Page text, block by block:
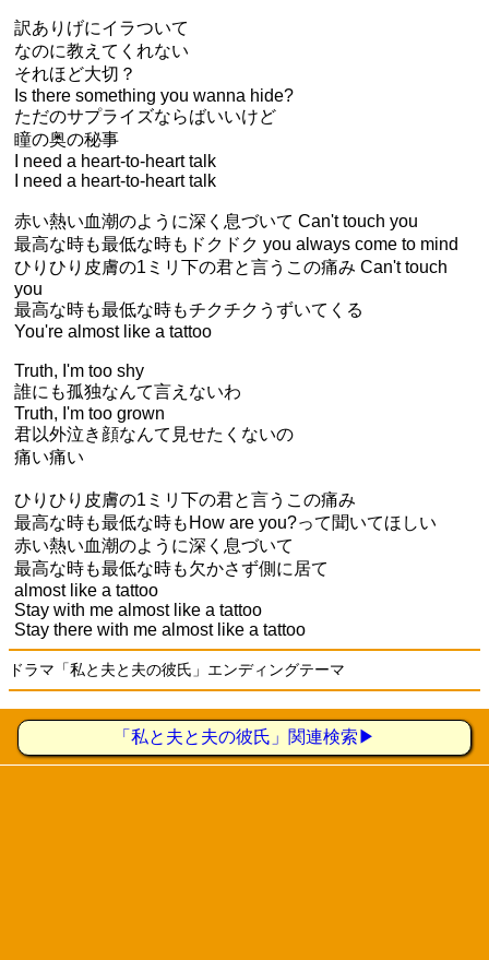
訳ありげにイラついて
なのに教えてくれない
それほど大切？
Is there something you wanna hide?
ただのサプライズならばいいけど
瞳の奥の秘事
I need a heart-to-heart talk
I need a heart-to-heart talk
赤い熱い血潮のように深く息づいて Can't touch you
最高な時も最低な時もドクドク you always come to mind
ひりひり皮膚の1ミリ下の君と言うこの痛み Can't touch
you
最高な時も最低な時もチクチクうずいてくる
You're almost like a tattoo
Truth, I'm too shy
誰にも孤独なんて言えないわ
Truth, I'm too grown
君以外泣き顔なんて見せたくないの
痛い痛い
ひりひり皮膚の1ミリ下の君と言うこの痛み
最高な時も最低な時もHow are you?って聞いてほしい
赤い熱い血潮のように深く息づいて
最高な時も最低な時も欠かさず側に居て
almost like a tattoo
Stay with me almost like a tattoo
Stay there with me almost like a tattoo
ドラマ「私と夫と夫の彼氏」エンディングテーマ
「私と夫と夫の彼氏」関連検索▶